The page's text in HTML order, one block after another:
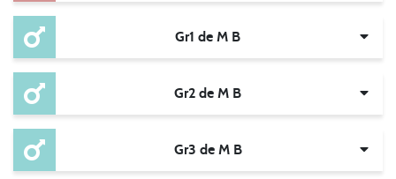
Gr1 de M B
Gr2 de M B
Gr3 de M B